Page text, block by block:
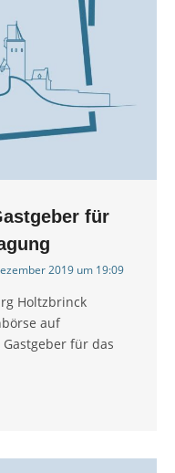
für
2019 um 19:09
Holtzbrinck
auf
für das